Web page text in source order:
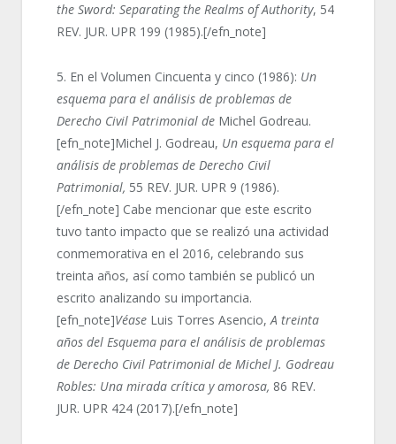
the Sword: Separating the Realms of Authority, 54
REV. JUR. UPR 199 (1985).[/efn_note]
5. En el Volumen Cincuenta y cinco (1986): Un
esquema para el análisis de problemas de
Derecho Civil Patrimonial de Michel Godreau.
[efn_note]Michel J. Godreau, Un esquema para el
análisis de problemas de Derecho Civil
Patrimonial, 55 REV. JUR. UPR 9 (1986).
[/efn_note] Cabe mencionar que este escrito
tuvo tanto impacto que se realizó una actividad
conmemorativa en el 2016, celebrando sus
treinta años, así como también se publicó un
escrito analizando su importancia.
[efn_note]Véase Luis Torres Asencio,A treinta
años del Esquema para el análisis de problemas
de Derecho Civil Patrimonial de Michel J. Godreau
Robles: Una mirada crítica y amorosa, 86 REV.
JUR. UPR 424 (2017).[/efn_note]